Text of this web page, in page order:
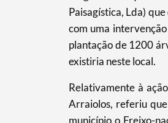
Paisagística, Lda)
com uma
plantação de 1200
existiria neste local.
Relativamente à
Arraiolos, referiu
município o Freixo-